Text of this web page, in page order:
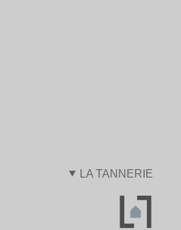
LA TANNERIE